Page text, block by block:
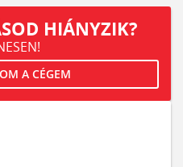
HIÁNYZIK?
A CÉGEM